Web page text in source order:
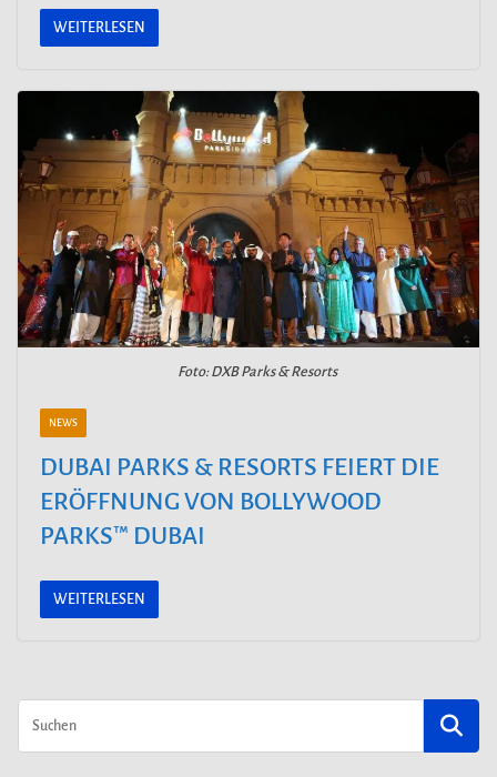
WEITERLESEN
Foto: DXB Parks & Resorts
NEWS
DUBAI PARKS & RESORTS FEIERT DIE
ERÖFFNUNG VON BOLLYWOOD
PARKS™ DUBAI
WEITERLESEN